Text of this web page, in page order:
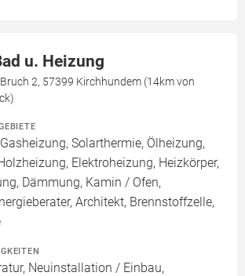
u. Heizung
2, 57399 Kirchhundem (14km von
Solarthermie, Ölheizung,
Elektroheizung, Heizkörper,
Dämmung, Kamin / Ofen,
Architekt, Brennstoffzelle,
Neuinstallation / Einbau,